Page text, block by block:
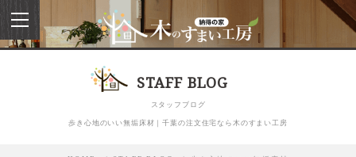
toggle
navigation
STAFF BLOG
スタッフブログ
歩き心地のいい無垢床材｜千葉の注文住宅なら木のすまい工房